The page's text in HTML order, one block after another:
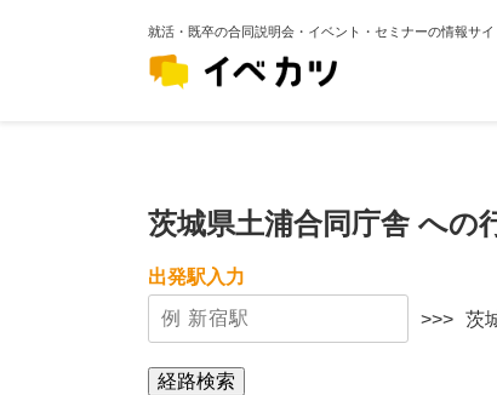
就活・既卒の合同説明会・イベント・セミナーの情報サイ
茨城県土浦合同庁舎 への
出発駅入力
>>> 茨
経路検索